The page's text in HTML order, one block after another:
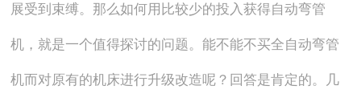
展受到束缚。那么如何用比较少的投入获得自动弯管
机，就是一个值得探讨的问题。能不能不买全自动弯管
机而对原有的机床进行升级改造呢？回答是肯定的。几